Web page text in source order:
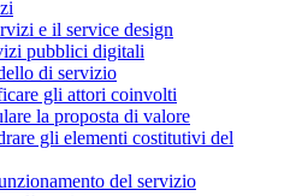
e il service design
pubblici digitali
di servizio
gli attori coinvolti
la proposta di valore
gli elementi costitutivi del
del servizio